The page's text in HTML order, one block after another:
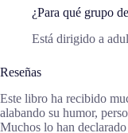
¿Para qué grupo
Está dirigido a
Reseñas
Este libro ha recibido
alabando su humor,
Muchos lo han